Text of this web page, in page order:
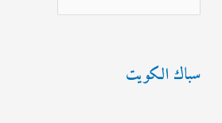
ل
ح
سباك الكويت